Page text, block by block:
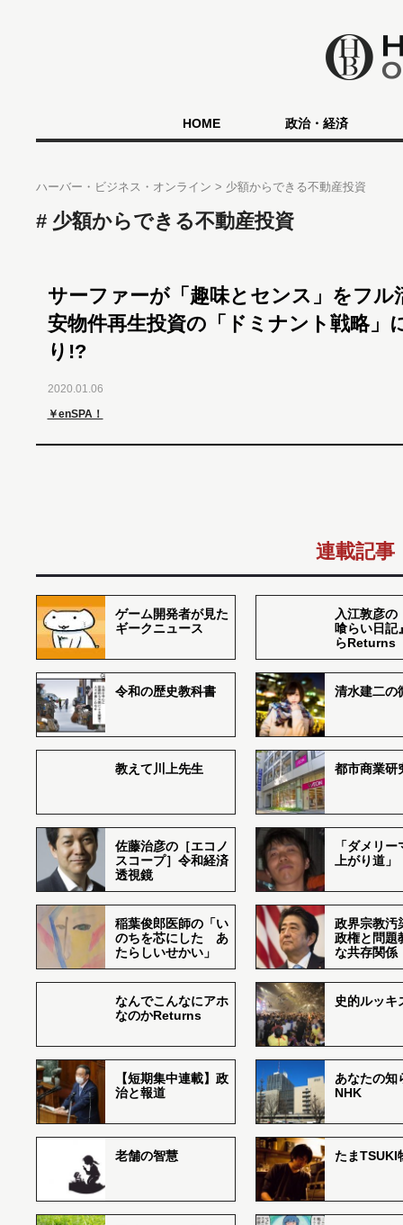
HOME 政治・経済
ハーバー・ビジネス・オンライン 少額からできる不動産投資
少額からできる不動産投資
サーファーが「趣味とセンス」をフル
安物件再生投資の「ドミナント戦略」
り!?
2020.01.06
￥enSPA！
連載記事
ゲーム開発者が見た
ギークニュース
入江敦彦の
喰らい日記
らReturns
令和の歴史教科書 清水建二の
教えて川上先生 都市商業研
佐藤治彦の［エコノ
スコープ］令和経済
透視鏡
「ダメリ
上がり道」
稲葉俊郎医師の「い
のちを芯にした あ
たらしいせかい」
政界宗教汚
政権と問題
な共存関係
なんでこんなにアホ
なのかReturns
史的ルッキ
【短期集中連載】政
治と報道
あなたの知
NHK
老舗の智慧 たまTSUKI